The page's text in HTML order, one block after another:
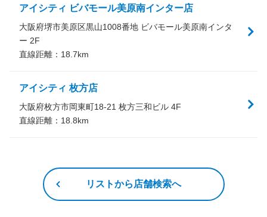
アイシティ ビバモール美原南インター店
大阪府堺市美原区黒山1008番地 ビバモール美原南インタ
ー 2F
直線距離： 18.7km
アイシティ 枚方店
大阪府枚方市岡東町18-21 枚方三和ビル 4F
直線距離： 18.8km
リストから店舗検索へ